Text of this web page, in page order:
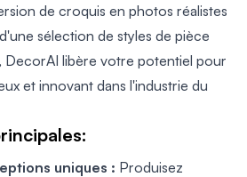
de croquis en photos réalistes
sélection de styles de pièce
libère votre potentiel pour
et innovant dans l'industrie du
uniques : Produisez